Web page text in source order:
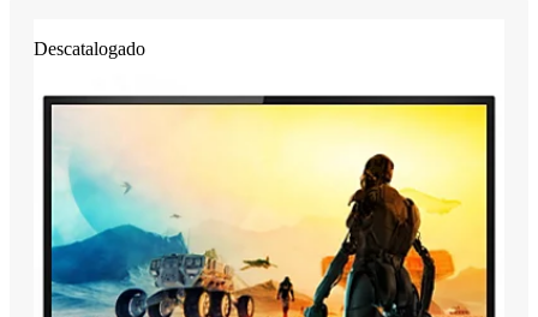
Descatalogado